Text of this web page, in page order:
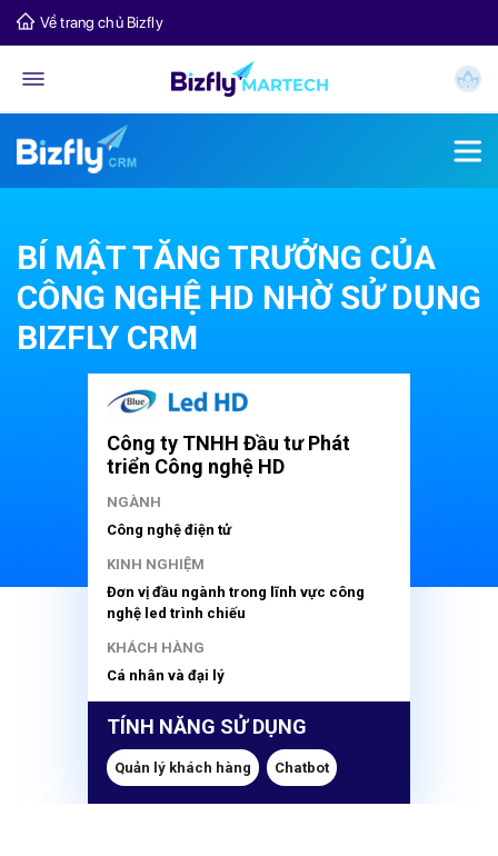
Về trang chủ Bizfly
BÍ MẬT TĂNG TRƯỞNG CỦA
CÔNG NGHỆ HD NHỜ SỬ DỤNG
BIZFLY CRM
Công ty TNHH Đầu tư Phát
triển Công nghệ HD
NGÀNH
Công nghệ điện tử
KINH NGHIỆM
Đơn vị đầu ngành trong lĩnh vực công
nghệ led trình chiếu
KHÁCH HÀNG
Cá nhân và đại lý
TÍNH NĂNG SỬ DỤNG
Quản lý khách hàng Chatbot